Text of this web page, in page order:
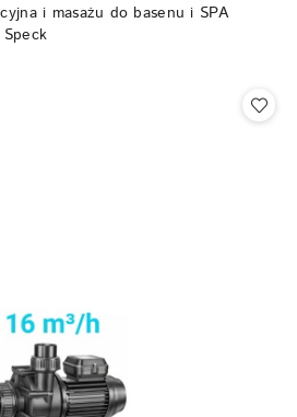
i masażu do basenu i SPA